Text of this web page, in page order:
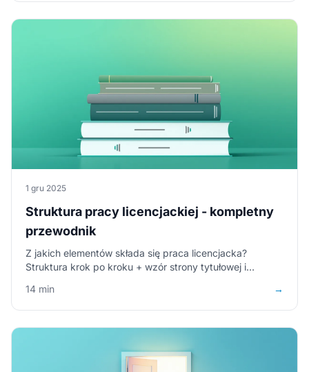
1 gru 2025
Struktura pracy licencjackiej - kompletny
przewodnik
Z jakich elementów składa się praca licencjacka?
Struktura krok po kroku + wzór strony tytułowej i
Word).
14 min →